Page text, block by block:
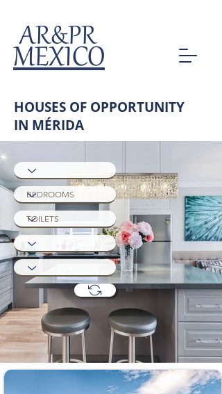
MEXICO
AR&PR
HOUSES OF OPPORTUNITY
IN MÉRIDA